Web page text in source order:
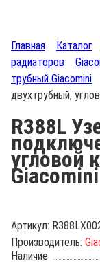
у
Главная Каталог
радиаторов
трубный Giacomini
двухтрубный,
R388L
угловой
Giacomini
Артикул:
Производитель:
Наличие